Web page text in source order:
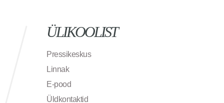
ÜLIKOOLIST
Pressikeskus
Linnak
E-pood
Üldkontaktid